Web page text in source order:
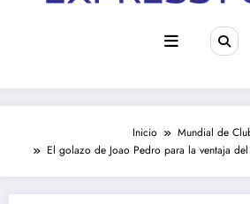
Inicio
Mundial de
El golazo de Joao Pedro para la ventaja